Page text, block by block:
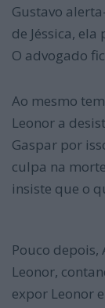
Gustavo
de Jéssica,
O advogado
Ao mesmo
Leonor a
Gaspar por
culpa na
insiste que o
Pouco
Leonor,
expor Leonor